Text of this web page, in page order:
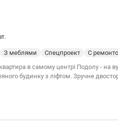
З меблями Спецпроект
С
в самому центрі Подолу - на
будинку з ліфтом. Зручне